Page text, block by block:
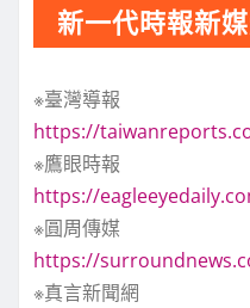
新一代時報新
※臺灣導報
https://
※鷹眼時報
https://
※圓周傳媒
https://
※真言新聞網